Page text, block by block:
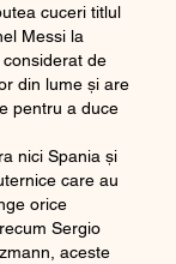
cuceri titlul
Messi la
de
din lume și are
pentru a duce
nici Spania și
care au
orice
Sergio
aceste